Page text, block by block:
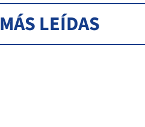
MÁS LEÍDAS